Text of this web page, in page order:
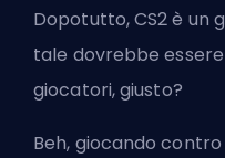
Dopotutto, CS2 è un
tale dovrebbe
giocatori, giusto?
Beh, giocando